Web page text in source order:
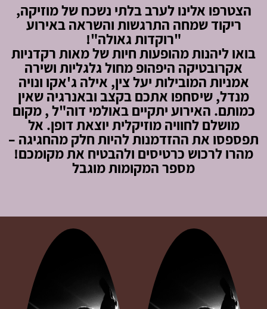
הצטרפו אלינו לערב בלתי נשכח של מוזיקה,
ריקוד שמחה התרגשות והשראה באירוע
"רוקדות גאולה"!
בואו ליהנות מהופעות חיות של מאות רקדניות
אקרובטיקה היפהופ מחול גלגליות ושירה
אמניות המובילות יעל צין, אילה ג'אקו ונויה
מנדל, שיסחפו אתכם בקצב ובאנרגיה שאין
כמותם. האירוע יתקיים באולמי דוה"ל , מקום
מושלם לחוויה מוזיקלית יוצאת דופן. אל
תפספסו את ההזדמנות להיות חלק מהחגיגה –
מהרו לרכוש כרטיסים ולהבטיח את מקומכם!
מספר המקומות מוגבל